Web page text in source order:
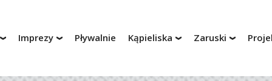
Imprezy Pływalnie Kąpieliska Zaruski